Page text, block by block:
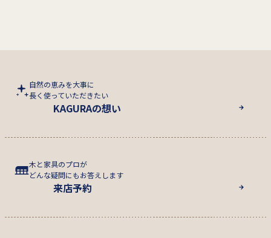
自然の恵みを大事に
長く使っていただきたい
KAGURAの想い
木と家具のプロが
どんな疑問にもお答えします
来店予約